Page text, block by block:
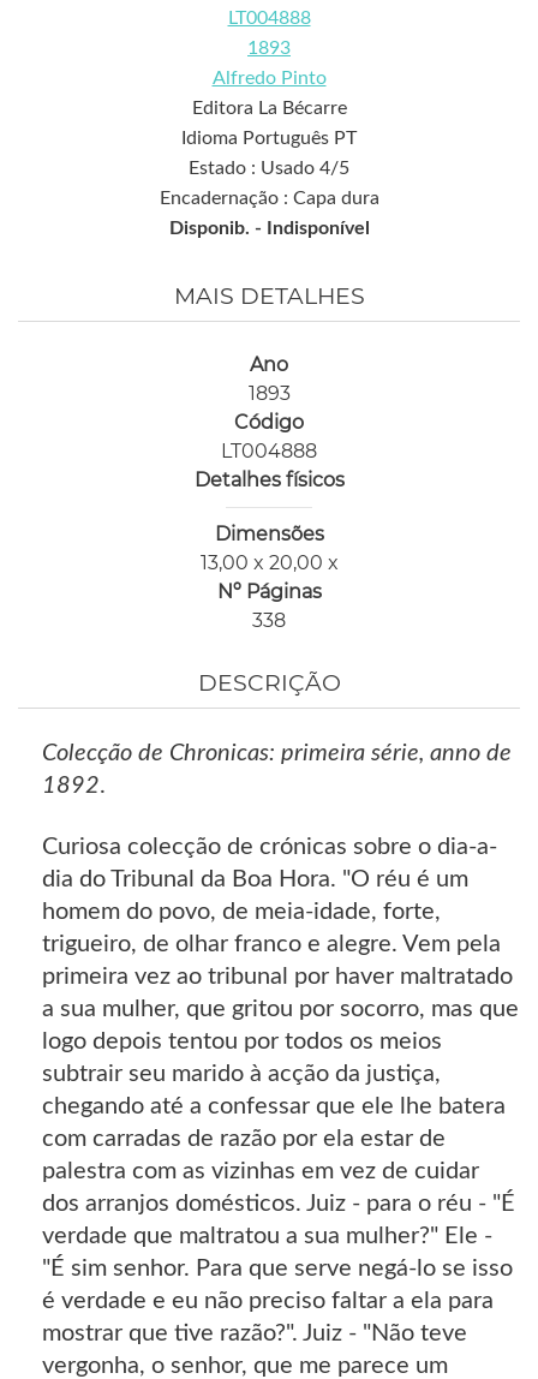
LT004888
1893
Alfredo Pinto
Editora La Bécarre
Idioma Português PT
Estado : Usado 4/5
Encadernação : Capa dura
Disponib. - Indisponível
MAIS DETALHES
Ano
1893
Código
LT004888
Detalhes físicos
Dimensões
13,00 x 20,00 x
Nº Páginas
338
DESCRIÇÃO
Colecção de Chronicas: primeira série, anno de
1892.
Curiosa colecção de crónicas sobre o dia-a-
dia do Tribunal da Boa Hora. "O réu é um
homem do povo, de meia-idade, forte,
trigueiro, de olhar franco e alegre. Vem pela
primeira vez ao tribunal por haver maltratado
a sua mulher, que gritou por socorro, mas que
logo depois tentou por todos os meios
subtrair seu marido à acção da justiça,
chegando até a confessar que ele lhe batera
com carradas de razão por ela estar de
palestra com as vizinhas em vez de cuidar
dos arranjos domésticos. Juiz - para o réu - "É
verdade que maltratou a sua mulher?" Ele -
"É sim senhor. Para que serve negá-lo se isso
é verdade e eu não preciso faltar a ela para
mostrar que tive razão?". Juiz - "Não teve
vergonha, o senhor, que me parece um